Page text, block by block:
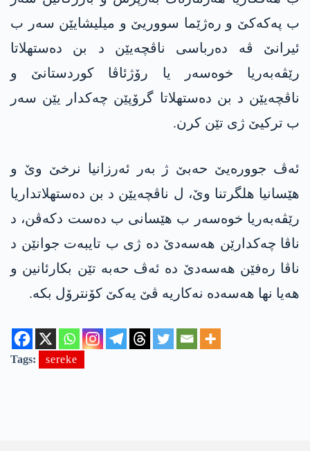
ب پەکەکێ و رەژێما سووریێ و میلیشایێن سەر ب
ئیرانێ ڤە دەرباسی ناڤچەیێن د بن دەستهلاتا
رێڤەبەریا خوەسەر یا رۆژئاڤا کوردستانێ و
ناڤچەیێن د بن دەستهلاتا گرۆپێن چەکدار یێن سەر
ب ترکیێ ژی تێن کرن.
ئەڤ جوورەیێ حەبێ ژ بەر ئەرزانیا نرخێ وێ و
هێسانیا هلگرتنا وێ، ل ناڤچەیێن د بن دەستهلاتداریا
رێڤەبەریا خوەسەر ب هێسانی ب دەست دکەڤن، د
ناڤا چەکدارێن هەسەدێ دە ژی ب تایبەت جوانێن د
ناڤا رەفێن هەسەدێ دە ئەڤ حەبە تێن بکارئانین و
هەیا نها هەسەدە نەکاریە ڤێ یەکێ کۆنترۆل بکە.
Tags: sereke